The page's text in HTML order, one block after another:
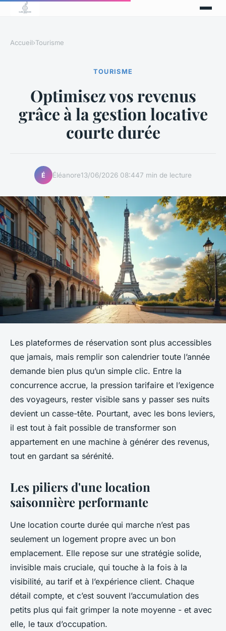
Accueil›Tourisme
TOURISME
Optimisez vos revenus
grâce à la gestion locative
courte durée
É Éléanore13/06/2026 08:447 min de lecture
Les plateformes de réservation sont plus accessibles
que jamais, mais remplir son calendrier toute l’année
demande bien plus qu’un simple clic. Entre la
concurrence accrue, la pression tarifaire et l’exigence
des voyageurs, rester visible sans y passer ses nuits
devient un casse-tête. Pourtant, avec les bons leviers,
il est tout à fait possible de transformer son
appartement en une machine à générer des revenus,
tout en gardant sa sérénité.
Les piliers d'une location
saisonnière performante
Une location courte durée qui marche n’est pas
seulement un logement propre avec un bon
emplacement. Elle repose sur une stratégie solide,
invisible mais cruciale, qui touche à la fois à la
visibilité, au tarif et à l’expérience client. Chaque
détail compte, et c’est souvent l’accumulation des
petits plus qui fait grimper la note moyenne - et avec
elle, le taux d’occupation.